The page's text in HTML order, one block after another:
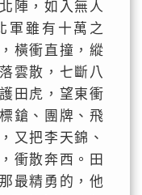
陣，如入無人
軍雖有十萬之
橫衝直撞，縱
雲散，七斷八
田虎，望東衝
鎗、團牌、飛
又把李天錦、
衝散奔西。田
最精勇的，他